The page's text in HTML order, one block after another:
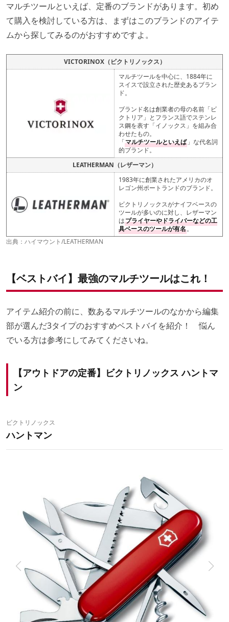
マルチツールといえば、定番のブランドがあります。初め
て購入を検討している方は、まずはこのブランドのアイテ
ムから探してみるのがおすすめですよ。
VICTORINOX（ビクトリノックス）
マルチツールを中心に、1884年に
スイスで設立された歴史あるブラン
ド。
ブランド名は創業者の母の名前「ビ
クトリア」とフランス語でステンレ
ス鋼を表す「イノックス」を組み合
わせたもの。
「マルチツールといえば 」な代名詞
的ブランド。
LEATHERMAN（レザーマン）
1983年に創業されたアメリカのオ
レゴン州ポートランドのブランド。
ビクトリノックスがナイフベースの
ツールが多いのに対し、レザーマン
はプライヤーやドライバーなどの工
具ベースのツールが有名。
出典： ハイマウント/LEATHERMAN
【ベストバイ】最強のマルチツールはこれ！
アイテム紹介の前に、数あるマルチツールのなかから編集
部が選んだ3タイプのおすすめベストバイを紹介！ 悩ん
でいる方は参考にしてみてくださいね。
【アウトドアの定番】ビクトリノックス ハントマ
ン
ビクトリノックス
ハントマン